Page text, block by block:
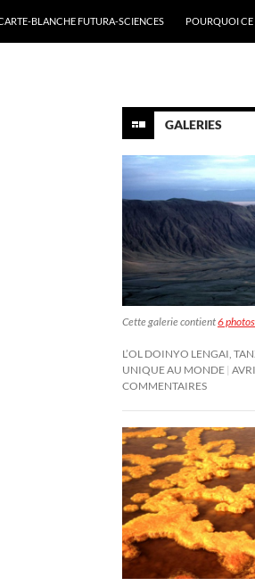
BLANCHE FUTURA-SCIENCES
POURQUOI CE
GALERIES
Cette galerie contient6 photos
L’OL DOINYO LENGAI,
UNIQUE AU MONDE
COMMENTAIRES